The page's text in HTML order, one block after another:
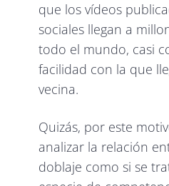
que los vídeos
sociales llegan a
todo el mundo, casi
facilidad con la que
vecina.
Quizás, por este
analizar la relación
doblaje como si se